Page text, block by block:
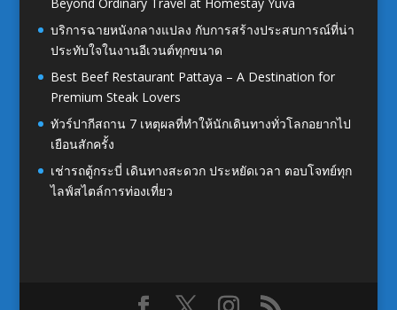
บริการฉายหนังกลางแปลง กับการสร้างประสบการณ์ที่น่า
ประทับใจในงานอีเวนต์ทุกขนาด
Best Beef Restaurant Pattaya – A Destination for
Premium Steak Lovers
ทัวร์ปากีสถาน 7 เหตุผลที่ทำให้นักเดินทางทั่วโลกอยากไป
เยือนสักครั้ง
เช่ารถตู้กระบี่ เดินทางสะดวก ประหยัดเวลา ตอบโจทย์ทุก
ไลฟ์สไตล์การท่องเที่ยว